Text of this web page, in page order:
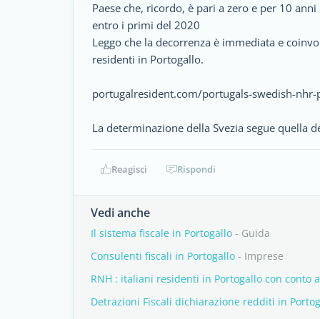
Paese che, ricordo, è pari a zero e per 10
entro i primi del 2020
Leggo che la decorrenza è immediata e
residenti in Portogallo.
portugalresident.com/portugals-swedish-
La determinazione della Svezia segue quella
Reagisci Rispondi
Vedi anche
Il sistema fiscale in Portogallo - Guida
Consulenti fiscali in Portogallo - Imprese
RNH : italiani residenti in Portogallo con conto
Detrazioni Fiscali dichiarazione redditi in